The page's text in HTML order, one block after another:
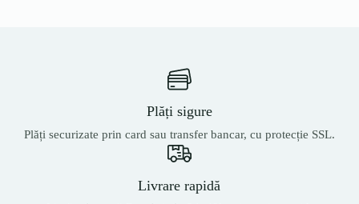
Plăți sigure
Plăți securizate prin card sau transfer bancar, cu protecție SSL.
Livrare rapidă